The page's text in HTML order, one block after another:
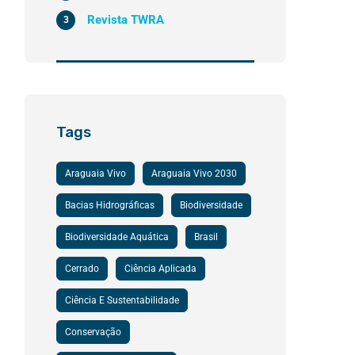
Revista TWRA
3
Tags
Araguaia Vivo Araguaia Vivo 2030
Bacias Hidrográficas Biodiversidade
Biodiversidade Aquática Brasil
Cerrado Ciência Aplicada
Ciência E Sustentabilidade
Conservação